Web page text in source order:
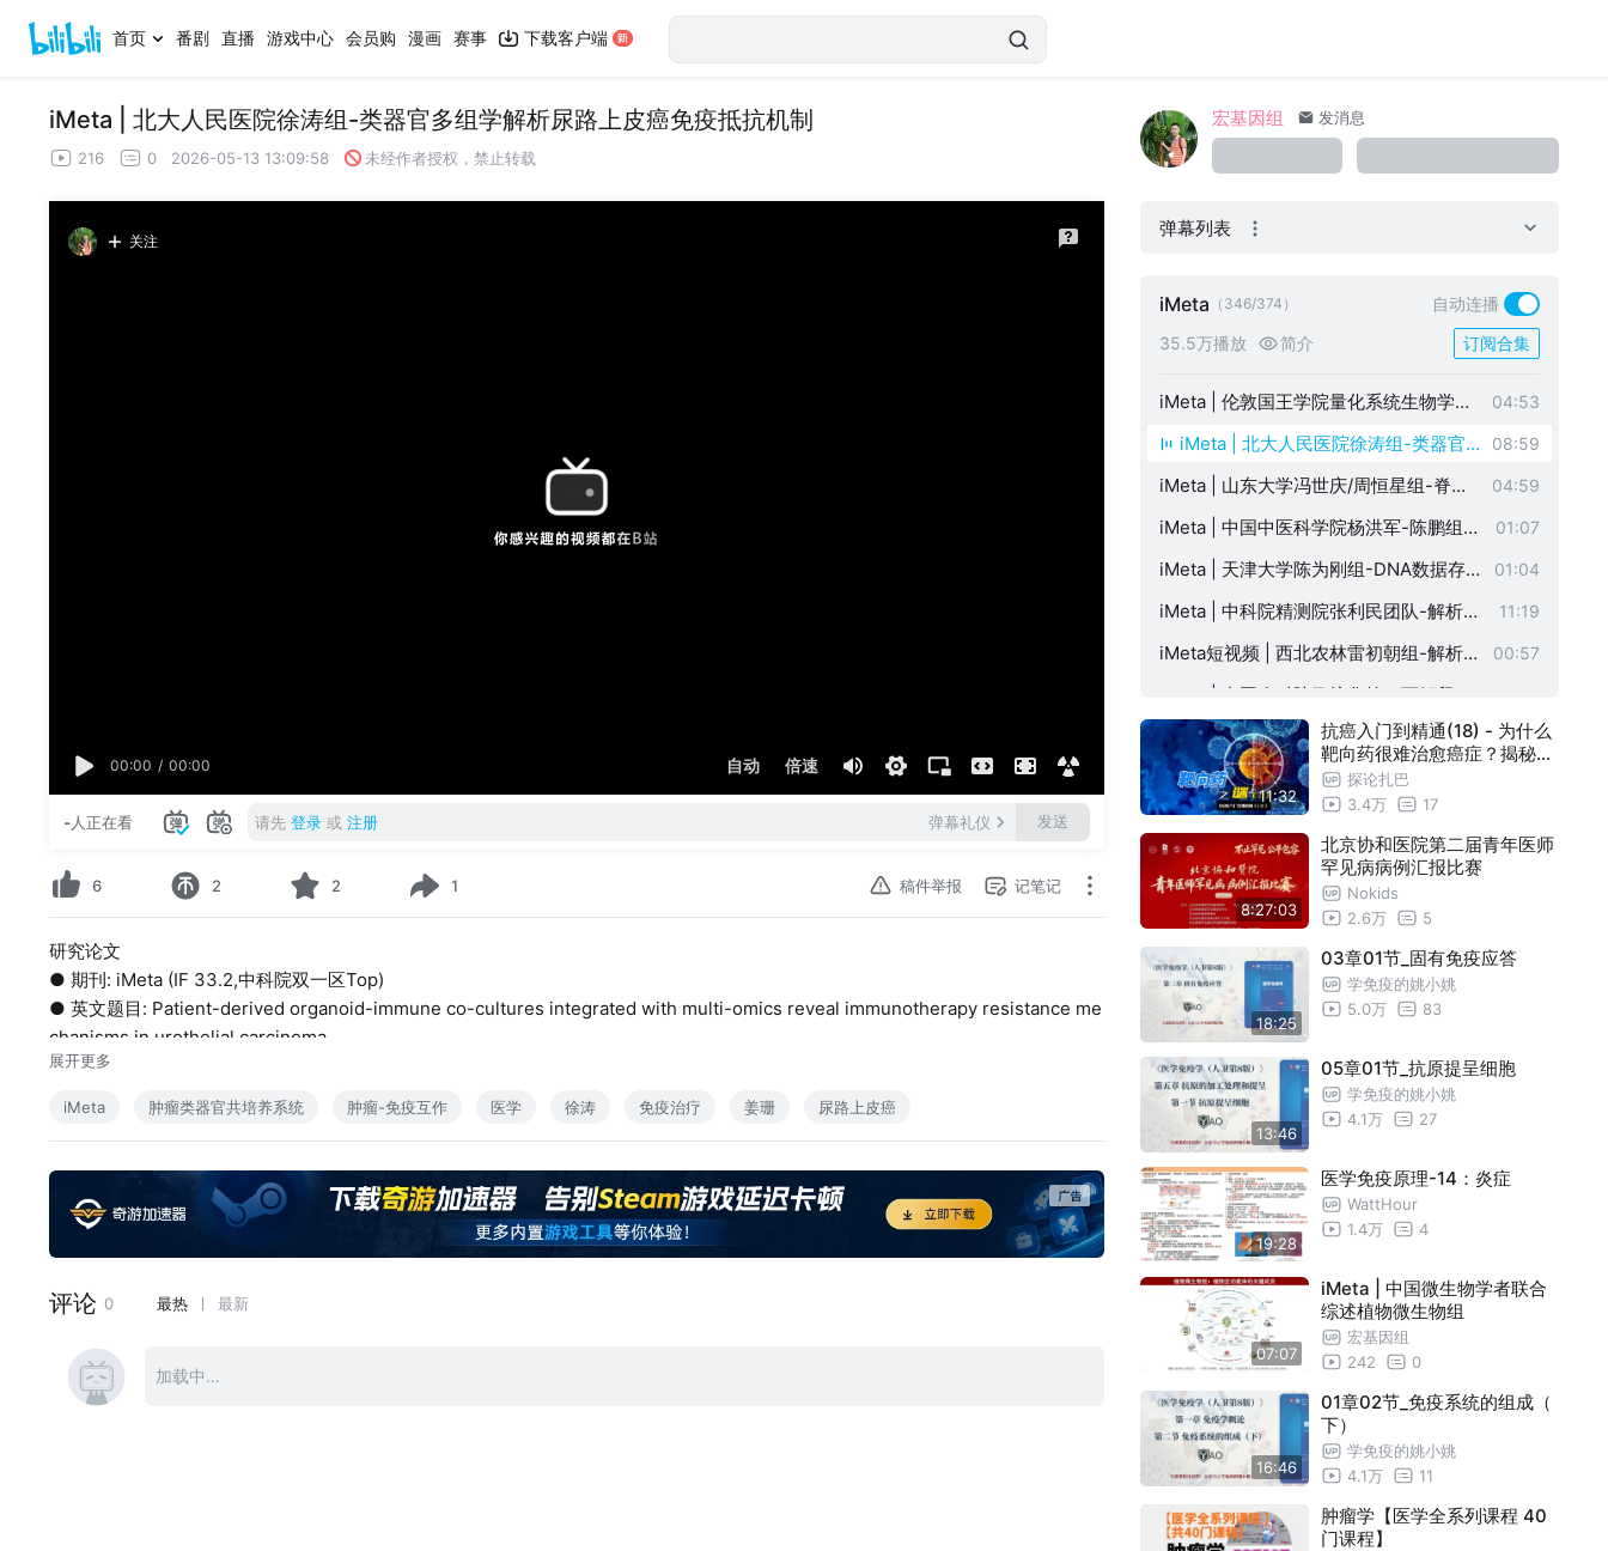
首页 番剧 直播 游戏中心 会员购 漫画 赛事 下载客户端
iMeta | 北大人民医院徐涛组-类器官多组学解析尿路上皮癌免疫抵抗机制
216 0 2026-05-13 13:09:58 未经作者授权，禁止转载
关注
00:00 / 00:00 自动 倍速
-人正在看 请先 登录 或 注册 弹幕礼仪 发送
6 2 2 1 稿件举报 记笔记
研究论文
● 期刊: iMeta (IF 33.2,中科院双一区Top)
● 英文题目: Patient-derived organoid-immune co-cultures integrated with multi-omics reveal immunotherapy resistance me
chanisms in urothelial carcinoma
● 中文题目：患者来源类器官-免疫共培养体系结合多组学分析技术解析尿路上皮癌免疫治疗耐药机制
● 原文链接：https://onlinelibrary.wiley.com/doi/10.1002/imt2.70130
● DOI: https://doi.org/10.1002/imt2.70130
mmune co-cultures integrated with multi-omics reveal immunotherapy resistance mechanisms in urothelial carcinoma”的文
章。
● 本研究基于患者来源类器官及免疫共培养体系，结合多组学分析，揭示FGFR3在尿路上皮癌免疫治疗耐药中的关键作用。FGFR3突
向联合免疫治疗具有潜在临床价值。
● 通讯作者：徐涛（xutao@pkuph.edu.cn）、林一瀚（yihan.lin@pku.edu.cn）
● 合作作者：陈保强、林佳兴、吴际林、王诗翔、杜依青、秦彩朋
● 主要单位：北京大学人民医院、北京大学定量生物学中心、北大-清华生命科学联合中心、北京大学前沿交叉学科研究院、首都医科
展开更多
iMeta 肿瘤类器官共培养系统 肿瘤-免疫互作 医学 徐涛 免疫治疗 姜珊 尿路上皮癌
宏基因组 发消息
弹幕列表
iMeta （346/374）
自动连播
35.5万播放
简介 订阅合集
落的微生物组标志物用于HCC
iMeta | 清华长庚董家鸿组-解析肝细胞
癌免疫微环境中的毛细血管-mCAF互作
iMeta | 中科院深圳先进院组-基于CUS
评述纳米农药未来发展
iMeta | 丁侃/邵成浩/李川/李美霞等解析
药新机制
03:53
析主动脉夹层平滑肌细胞的异质性
iMeta | 西工大与中国农科院哈兽所联合
发布FluNexus：抗原性预测和可视化平
台
04:32
iMeta | 中国农科院油料所李培武院士团
队-具有抑制花生黄曲霉毒素与促进根瘤
菌-豆科植物结瘤固氮耦合效应的合成群
落ARC
07:16
iMeta | 伦敦国王学院量化系统生物学组
-解析肝硬化中口腔-肠道转移细菌与宿
主互作
04:53
iMeta | 北大人民医院徐涛组-类器官
多组学解析尿路上皮癌免疫抵抗机制
08:59
iMeta | 山东大学冯世庆/周恒星组-脊髓
损伤引发急性微生物组休克及多器官转
录组重编程
04:59
iMeta | 中国中医科学院杨洪军-陈鹏组开
发药用植物提取物中共价结合分子筛选新
技术
01:07
iMeta | 天津大学陈为刚组-DNA数据存
储的自举式读出
01:04
iMeta | 中科院精测院张利民团队-解析百
岁人群微生物关键类群和代谢特征
11:19
iMeta短视频 | 西北农林雷初朝组-解析世
界家牛的气候适应性
00:57
iMeta | 中国农科院马培华等：可解释多
组学AI推动采后保鲜从“预测”走向“可操
作机制”
iMeta | 李奎/周荣等-猪多组织发育时空
单细胞图谱揭示细胞调控动态及驯化相关
细胞靶点
11:56
iMeta | 陈益定/周云翔/孟旭莉/王晓稼/李
曼-评述人体微生物群在乳腺癌发生发展
及治疗中的作用
iMeta | 曹晓风院士团队联合湘湖实验室
等-利用合成微生物群落开发气候智能型
微生物肥料
iMeta | 北京大学徐云碧/湖南大学于峰团
队解析植物体内外环境组学交叉对话
iMeta | 武汉大学叶青松/杨菁组-发现复
发性流产新机制，提出与免疫稳态相关
治疗新靶点
iMeta | 重磅综述: 纳米孔直接RNA测序
与表观转录组
05:16
iMeta | 北京协和张抒扬-解析肠道微生物
与冠心病不良预后关联
iMeta | 浙大王福俤组-综述金属依赖性
的调控性细胞死亡：分子机制与转化前
沿
iMeta | 高月院士/李兰娟院士等团队-综
述微生物群与衰老
04:46
iMeta | 邵浩靖/原致远/丁俊/李昊阳/王丹
/贾耿介/崔红娟/杨明玉等-综述人工智能
时代空间组学
iMeta | 昆明理工大学陈永昌组- 揭示Ret
t综合征非人灵长类模型早期肠道微生物
与代谢失调
iMeta | 姚敏杰/邵瑞鑫/李香真等联合发
表R-microeco包第二版
iMeta | 中科院生态中心魏源送组-揭示
噬菌体免疫系统的双面性
iMeta | 中国农大王蔚组-解析瘤胃微生
物DNA甲基化调控奶牛甲烷排放机制
05:53
iMeta | 赵小萱/张爱华/何嘉琳组-解析金
丝桃苷缓解复发性流产中子宫内膜基质
细胞衰老的调控机制
iMeta | 遗传发育所韩方普组-解析揭示
六倍体小黑麦R亚基因组及着丝粒分化与
生殖隔离的关联
iMeta | 基因组所刘永鑫组联合微科盟推
出-微科盟生科云2026:AI赋能多组学分
析平台
04:09
iMeta | 陈汉清/聂广军/赵瑞芳/刘俊秀等-
解析鼻肠轴介导的免疫耐受重塑机制
iMeta | 中国科学院南京土壤所骆永明/赵
宁伟等-微/纳塑料暴露与人体健康风险评
iMeta | 北大三院李蓉组-揭示八子补肾胶
11:32
抗癌入门到精通(18) - 为什么
靶向药很难治愈癌症？揭秘癌
细胞里的带头大哥和吃瓜群众
探论扎巴
3.4万
17
8:27:03
北京协和医院第二届青年医师
罕见病病例汇报比赛
Nokids
2.6万
5
18:25
03章01节_固有免疫应答
学免疫的姚小姚
5.0万
83
13:46
05章01节_抗原提呈细胞
学免疫的姚小姚
4.1万
27
19:28
医学免疫原理-14：炎症
WattHour
1.4万
4
07:07
iMeta | 中国微生物学者联合
综述植物微生物组
宏基因组
242
0
16:46
01章02节_免疫系统的组成（
下）
学免疫的姚小姚
4.1万
11
肿瘤学【医学全系列课程 40
门课程】